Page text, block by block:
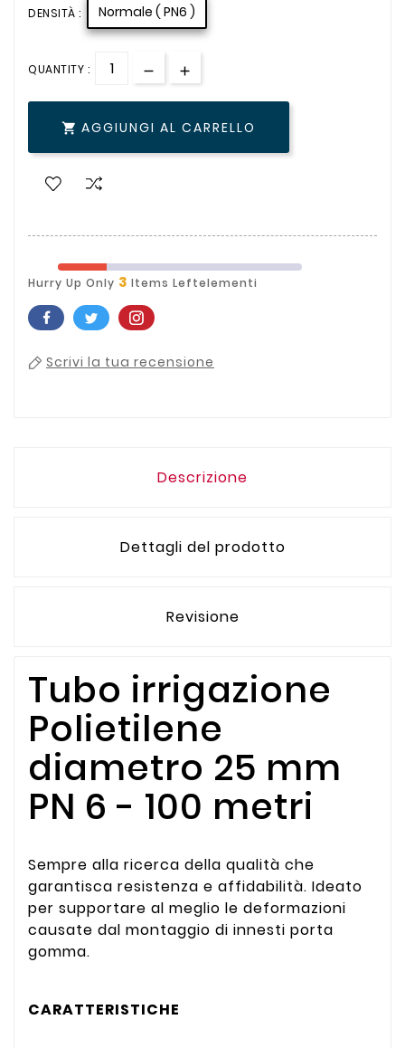
DENSITÀ : Normale ( PN6 )
QUANTITY :
 AGGIUNGI AL CARRELLO
Hurry Up Only 3 Items Leftelementi
Scrivi la tua recensione
Descrizione
Dettagli del prodotto
Revisione
Tubo irrigazione
Polietilene
diametro 25 mm
PN 6 - 100 metri
Sempre alla ricerca della qualità che
garantisca resistenza e affidabilità. Ideato
per supportare al meglio le deformazioni
causate dal montaggio di innesti porta
gomma.
CARATTERISTICHE